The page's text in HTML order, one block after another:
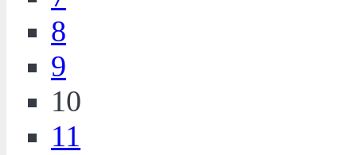
8
9
10
11